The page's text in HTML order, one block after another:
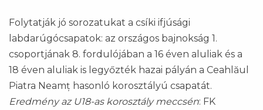
Folytatják jó sorozatukat a csíki ifjúsági
labdarúgócsapatok: az országos bajnokság 1.
csoportjának 8. fordulójában a 16 éven aluliak és a
18 éven aluliak is legyőzték hazai pályán a Ceahlăul
Piatra Neamț hasonló korosztályú csapatát.
Eredmény az U18-as korosztály meccsén: FK